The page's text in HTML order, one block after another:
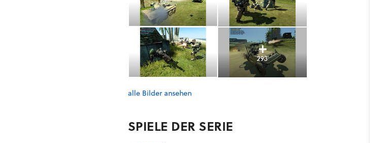
293
alle Bilder ansehen
SPIELE DER SERIE